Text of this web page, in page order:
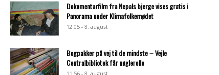
Dokumentarfilm fra Nepals bjerge vises gratis i
Panorama under Klimafolkemødet
12:05 - 8. august
Bogpakker på vej til de mindste – Vejle
Centralbibliotek får nøglerolle
11:56 - 8. august